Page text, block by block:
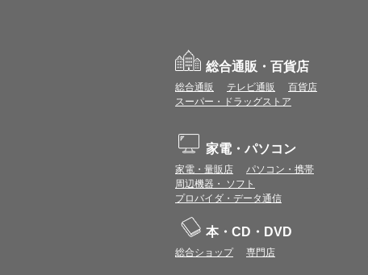
総合通販・百貨店
総合通販 テレビ通販
百貨店
スーパー・ドラッグストア
家電・パソコン
家電・量販店
パソコン・携帯
周辺機器・ ソフト
プロバイダ・データ通信
本・CD・DVD
総合ショップ 専門店